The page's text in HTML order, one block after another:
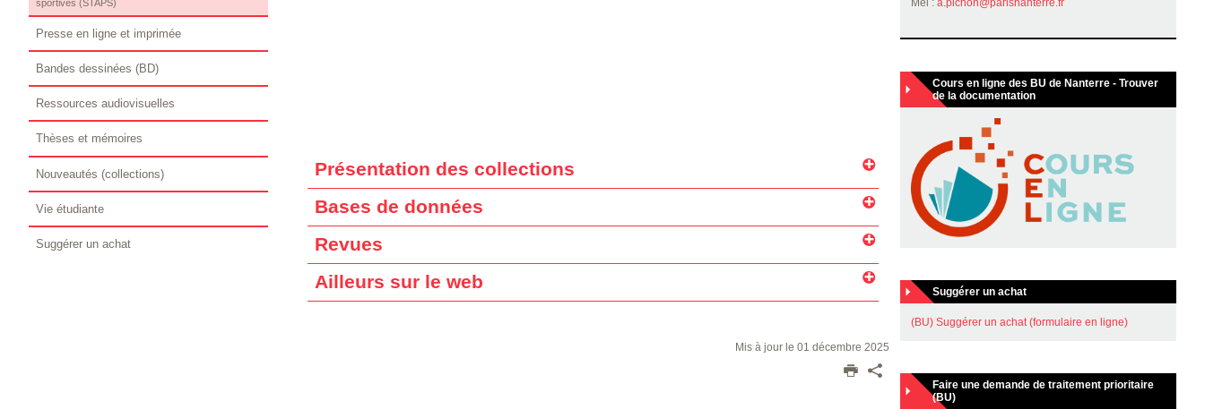
Présentation des collections
Bases de données
Revues
Ailleurs sur le web
Mis à jour le 01 décembre 2025
Cours en ligne des BU de Nanterre - Trouver
de la documentation
Suggérer un achat
(BU) Suggérer un achat (formulaire en ligne)
Faire une demande de traitement prioritaire
(BU)
sportives (STAPS)
Presse en ligne et imprimée
Bandes dessinées (BD)
Ressources audiovisuelles
Thèses et mémoires
Nouveautés (collections)
Vie étudiante
Suggérer un achat